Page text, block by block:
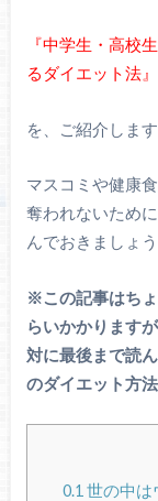
『中学生・高校
るダイエット法』
を、ご紹介します
マスコミや健康
奪われないため
んでおきましょう
※この記事はち
らいかかりますが
対に最後まで読
のダイエット方
0.1 世の中は